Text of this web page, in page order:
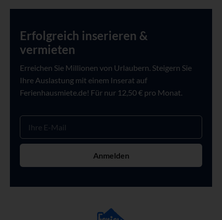
Erfolgreich inserieren &
vermieten
Erreichen Sie Millionen von Urlaubern. Steigern Sie
Ihre Auslastung mit einem Inserat auf
Ferienhausmiete.de! Für nur 12,50 € pro Monat.
Anmelden